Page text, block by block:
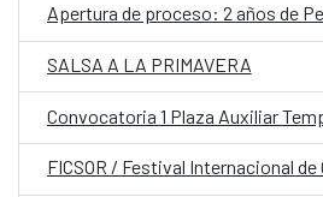
SALSA A LA PRIMAVERA
FICSOR / Festival Internacional de